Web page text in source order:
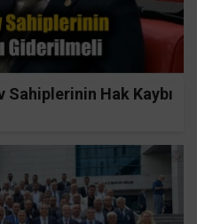
Sahiplerinin Hak Kaybı